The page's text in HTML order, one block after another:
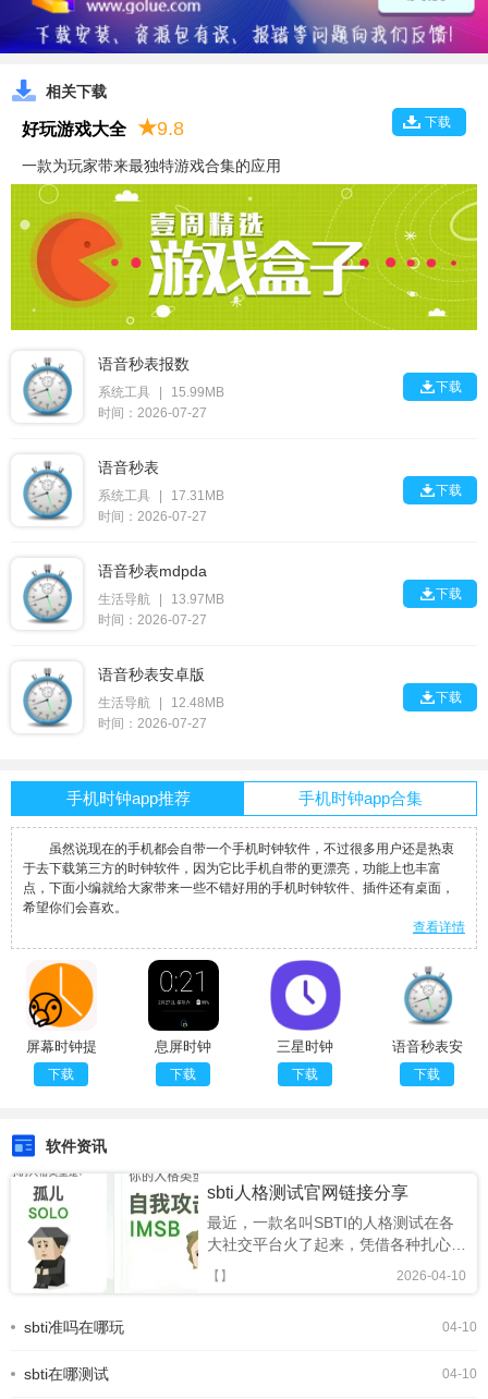
相关下载
下载
好玩游戏大全 ★9.8
一款为玩家带来最独特游戏合集的应用
语音秒表报数
系统工具 |
15.99MB
时间：2026-07-27
下载
语音秒表
系统工具 |
17.31MB
时间：2026-07-27
下载
语音秒表mdpda
生活导航 |
13.97MB
时间：2026-07-27
下载
语音秒表安卓版
生活导航 |
12.48MB
时间：2026-07-27
下载
手机时钟app推荐 手机时钟app合集
虽然说现在的手机都会自带一个手机时钟软件，不过很多用户还是热衷
于去下载第三方的时钟软件，因为它比手机自带的更漂亮，功能上也丰富
点，下面小编就给大家带来一些不错好用的手机时钟软件、插件还有桌面，
希望你们会喜欢。
查看详情
屏幕时钟提
醒助手
下载
息屏时钟
下载
三星时钟
下载
语音秒表安
卓版
下载
软件资讯
sbti人格测试官网链接分享
最近，一款名叫SBTI的人格测试在各
大社交平台火了起来，凭借各种扎心又
搞笑的精神状态标签，迅速成为年轻人
的新型社交暗号。很多人跟风玩梗，却
么。今天就为大家整理出 SBTI 在线测
松一键测出你的专属人格。SBTI人格
2026-04-10
【】
04-10
sbti准吗在哪玩
04-10
sbti在哪测试